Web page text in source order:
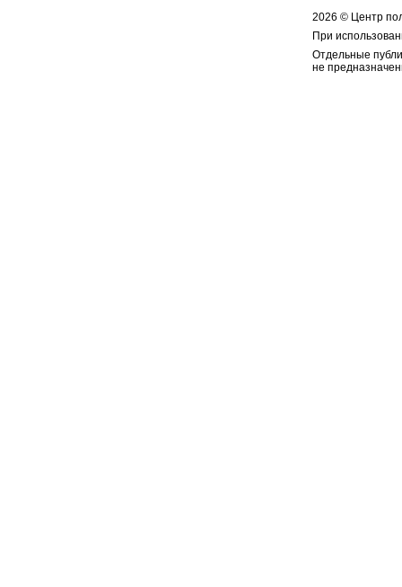
2026 © Центр
При
Отдельные
не